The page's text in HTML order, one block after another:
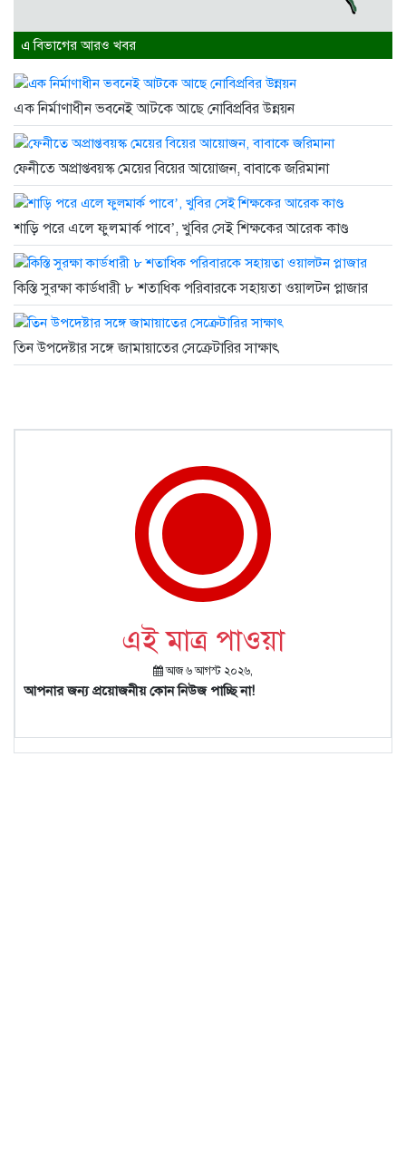
এ বিভাগের আরও খবর
এক নির্মাণাধীন ভবনেই আটকে আছে নোবিপ্রবির উন্নয়ন
ফেনীতে অপ্রাপ্তবয়স্ক মেয়ের বিয়ের আয়োজন, বাবাকে জরিমানা
শাড়ি পরে এলে ফুলমার্ক পাবে’, খুবির সেই শিক্ষকের আরেক কাণ্ড
কিস্তি সুরক্ষা কার্ডধারী ৮ শতাধিক পরিবারকে সহায়তা ওয়ালটন প্লাজার
তিন উপদেষ্টার সঙ্গে জামায়াতের সেক্রেটারির সাক্ষাৎ
এই মাত্র পাওয়া
আজ ৬ আগস্ট ২০২৬,
আপনার জন্য প্রয়োজনীয় কোন নিউজ পাচ্ছি না!